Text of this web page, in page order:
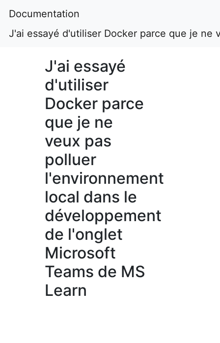
Documentation
J'ai essayé d'utiliser Docker parce que je
J'ai essayé
d'utiliser
Docker parce
que je ne
veux pas
polluer
l'environnement
local dans le
développement
de l'onglet
Microsoft
Teams de MS
Learn